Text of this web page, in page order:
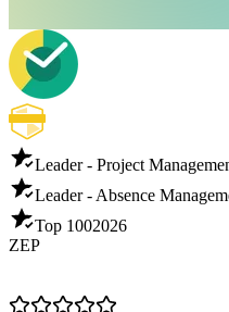
Leader - Project
Leader - Absence
Top 1002026
ZEP